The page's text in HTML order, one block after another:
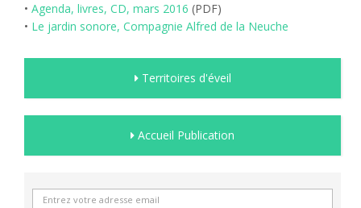
• Agenda, livres, CD, mars 2016 (PDF)
• Le jardin sonore, Compagnie Alfred de la Neuche
Territoires d'éveil
Accueil Publication